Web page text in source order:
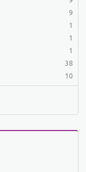
9
1
1
1
38
10
2
1